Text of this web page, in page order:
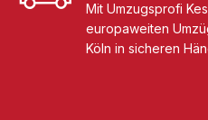
Mit Umzugsprofi
europaweiten
Köln in sicheren